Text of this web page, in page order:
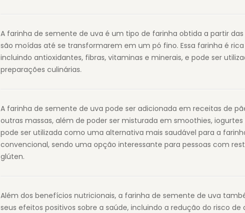
A farinha de semente de uva é um tipo de farinha obtida a partir
são moídas até se transformarem em um pó fino. Essa farinha é
incluindo antioxidantes, fibras, vitaminas e minerais, e pode ser
preparações culinárias.
A farinha de semente de uva pode ser adicionada em receitas de
outras massas, além de poder ser misturada em smoothies, iogurtes
pode ser utilizada como uma alternativa mais saudável para a
convencional, sendo uma opção interessante para pessoas com
glúten.
Além dos benefícios nutricionais, a farinha de semente de uva
seus efeitos positivos sobre a saúde, incluindo a redução do risco de